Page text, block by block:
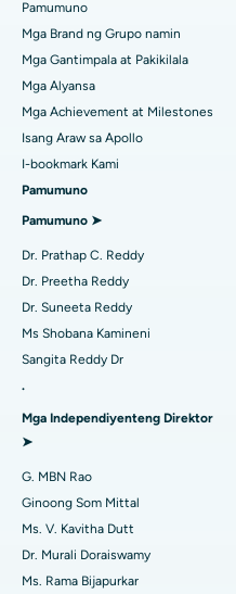
Maghanap ng
Maghanap ng Urologist
Maghanap ng
Maghanap ng
Maghanap ng
Maghanap ng Sikologo
Maghanap ng
Pinakamahusay na Sentro ng
Pinakamahusay na Ospital sa
Pinakamahusay na Ospital sa
Pinakamahusay na Ospital
Pinakamahusay na Ospital sa
Pinakamahusay na Ospital sa
Pinakamahusay na Ospital
Pinakamahusay na Ospital
Pinakamahusay na Ospital sa
Pinakamahusay na Ospital
Pinakamahusay na Ospital
Pinakamahusay na Ospital
Pinakamahusay na Ospital sa
Pinakamahusay na Ospital sa
Rhinoplasty
liposuction
Coronary Angiogram
Kapalit na Transcatheter
Pag-aayos ng MitraClip Valve
Minimally Invasive Cardiac
Pagwawaksi ng Catheter
Pagpapalit ng Balikat na Balikat
Endometrial Ablation
Ovarian Cystectomy
Operasyong Kanser sa Dibdib
Brachytherapy
Pamumuno
Mga Brand ng Grupo namin
Mga Gantimpala at Pakikilala
Mga Alyansa
Mga Achievement at Milestones
Isang Araw sa Apollo
I-bookmark Kami
Pamumuno
Pamumuno ➤
Dr. Prathap C. Reddy
Dr. Preetha Reddy
Dr. Suneeta Reddy
Ms Shobana Kamineni
Sangita Reddy Dr
.
Mga Independiyenteng Direktor
➤
G. MBN Rao
Ginoong Som Mittal
Ms. V. Kavitha Dutt
Dr. Murali Doraiswamy
Ms. Rama Bijapurkar